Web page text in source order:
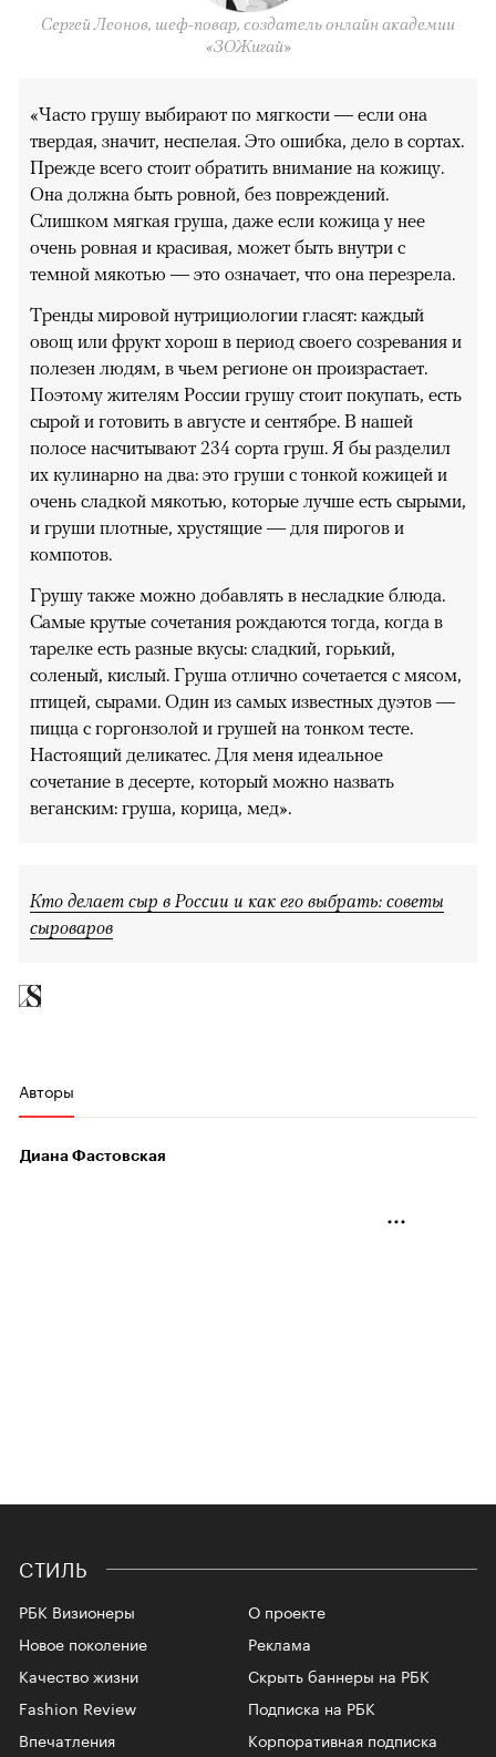
Сергей Леонов, шеф-повар, создатель онлайн академии
«ЗОЖигай»
«Часто грушу выбирают по мягкости — если она
твердая, значит, неспелая. Это ошибка, дело в сортах.
Прежде всего стоит обратить внимание на кожицу.
Она должна быть ровной, без повреждений.
Слишком мягкая груша, даже если кожица у нее
очень ровная и красивая, может быть внутри с
темной мякотью — это означает, что она перезрела.
Тренды мировой нутрициологии гласят: каждый
овощ или фрукт хорош в период своего созревания и
полезен людям, в чьем регионе он произрастает.
Поэтому жителям России грушу стоит покупать, есть
сырой и готовить в августе и сентябре. В нашей
полосе насчитывают 234 сорта груш. Я бы разделил
их кулинарно на два: это груши с тонкой кожицей и
очень сладкой мякотью, которые лучше есть сырыми,
и груши плотные, хрустящие — для пирогов и
компотов.
Грушу также можно добавлять в несладкие блюда.
Самые крутые сочетания рождаются тогда, когда в
тарелке есть разные вкусы: сладкий, горький,
соленый, кислый. Груша отлично сочетается с мясом,
птицей, сырами. Один из самых известных дуэтов —
пицца с горгонзолой и грушей на тонком тесте.
Настоящий деликатес. Для меня идеальное
сочетание в десерте, который можно назвать
веганским: груша, корица, мед».
Кто делает сыр в России и как его выбрать: советы
сыроваров
Авторы
Диана Фастовская
СТИЛЬ
РБК Визионеры
Новое поколение
Качество жизни
Fashion Review
Впечатления
О проекте
Реклама
Скрыть баннеры на РБК
Подписка на РБК
Корпоративная подписка